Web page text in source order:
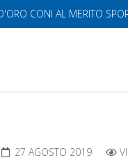
CONI AL MERITO
27 AGOSTO 2019